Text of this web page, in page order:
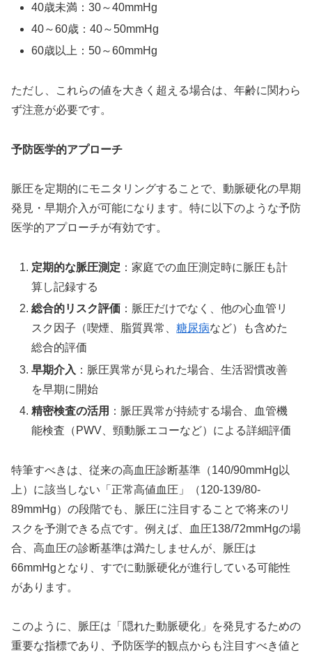
40歳未満：30～40mmHg
40～60歳：40～50mmHg
60歳以上：50～60mmHg
ただし、これらの値を大きく超える場合は、年齢に関わら
ず注意が必要です。
予防医学的アプローチ
脈圧を定期的にモニタリングすることで、動脈硬化の早期
発見・早期介入が可能になります。特に以下のような予防
医学的アプローチが有効です。
定期的な脈圧測定 ：家庭での血圧測定時に脈圧も計
算し記録する
総合的リスク評価 ：脈圧だけでなく、他の心血管リ
スク因子（喫煙、脂質異常、糖尿病など）も含めた
総合的評価
早期介入 ：脈圧異常が見られた場合、生活習慣改善
を早期に開始
精密検査の活用 ：脈圧異常が持続する場合、血管機
能検査（PWV、頸動脈エコーなど）による詳細評価
特筆すべきは、従来の高血圧診断基準（140/90mmHg以
上）に該当しない「正常高値血圧」（120-139/80-
89mmHg）の段階でも、脈圧に注目することで将来のリ
スクを予測できる点です。例えば、血圧138/72mmHgの場
合、高血圧の診断基準は満たしませんが、脈圧は
66mmHgとなり、すでに動脈硬化が進行している可能性
があります。
このように、脈圧は「隠れた動脈硬化」を発見するための
重要な指標であり、予防医学的観点からも注目すべき値と